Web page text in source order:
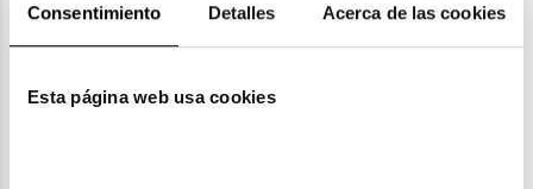
Consentimiento Detalles Acerca de las cookies
Esta página web usa cookies